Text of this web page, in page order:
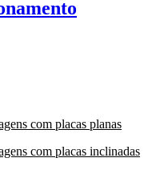
com placas planas
com placas inclinadas